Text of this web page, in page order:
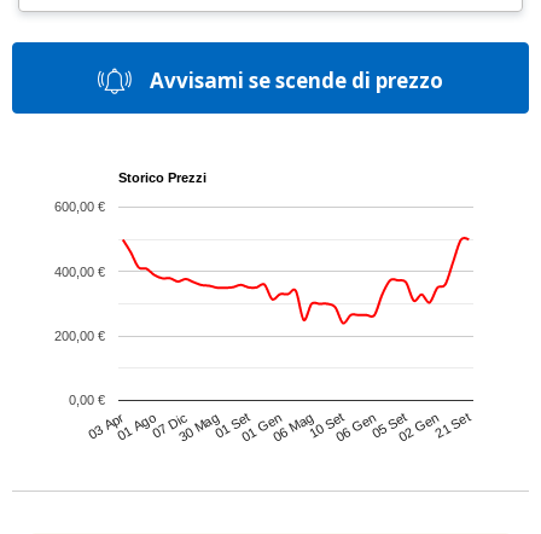
Storico Prezzi
03 Apr01 Ago07 Dic30 Mag01 Set01 Gen06 Mag10 Set06 Gen05 Set02 Gen21 Set
0,00 €
200,00 €
400,00 €
600,00 €
Avvisami se scende di prezzo